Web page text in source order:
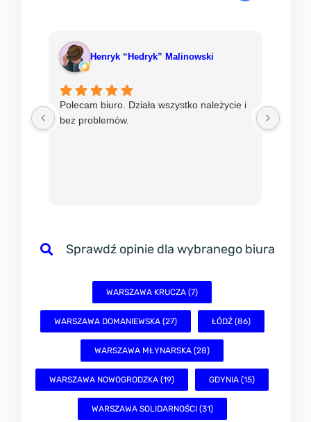
Henryk “Hedryk” Malinowski
Polecam biuro. Działa wszystko należycie i
bez problemów.
Sprawdź opinie dla wybranego biura
WARSZAWA KRUCZA (7)
WARSZAWA DOMANIEWSKA (27) ŁÓDŹ (86)
WARSZAWA MŁYNARSKA (28)
WARSZAWA NOWOGRODZKA (19) GDYNIA (15)
WARSZAWA SOLIDARNOŚCI (31)